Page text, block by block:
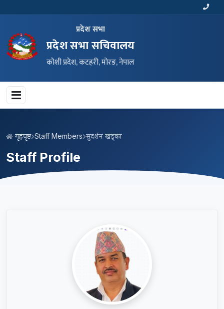
प्रदेश सभा
प्रदेश सभा सचिवालय
कोशी प्रदेश, कटहरी, मोरङ, नेपाल
गृहपृष्ठ Staff Members सुदर्शन खड्का
Staff Profile